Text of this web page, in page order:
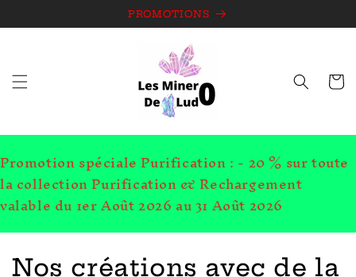
au
PROMOTIONS
Panier
Promotion spéciale Purification : - 20 % sur toute
la collection Purification & Rechargement
valable du 1er Août 2026 au 31 Août 2026
C
Nos créations avec de la